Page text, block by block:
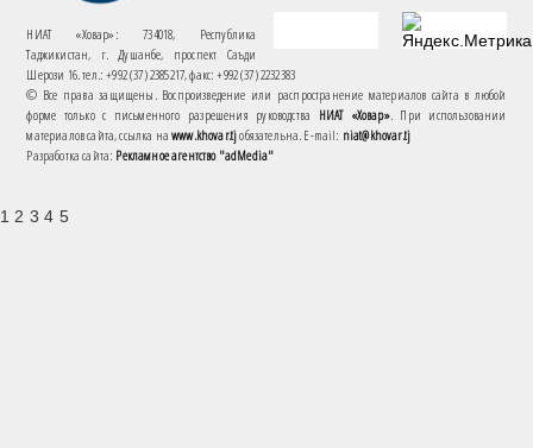
НИАТ «Ховар»: 734018, Республика
Таджикистан, г. Душанбе, проспект Саъди
Шерози 16. тел.: +992 (37) 2385217, факс: +992 (37) 2232383
© Все права защищены. Воспроизведение или распространение материалов сайта в любой
форме только с письменного разрешения руководства НИАТ «Ховар». При использовании
материалов сайта, ссылка наwww.khovar.tjобязательна. E-mail: niat@khovar.tj
Разработка сайта: Рекламное агентство "adMedia"
1 2 3 4 5